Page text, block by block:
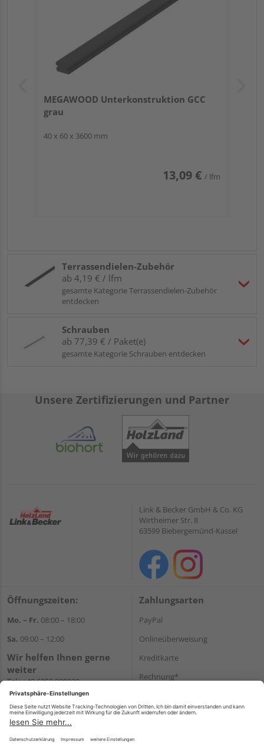
MEGAWOOD Unterkonstruktion GCC
grau
40 x 60 x 3600 mm
13,09 € / lfm
Terrassendielen-Zubehör
ab 4,19 € / lfm
gesamte Kategorie Terrassendielen-Zubehör
entdecken
Schrauben
ab 77,39 € / Paket(e)
gesamte Kategorie Schrauben entdecken
Unsere Zertifizierungen und Partner
Link & Becker GmbH & Co. KG
Wirtheimer Str. 8
63599 Biebergemünd-Kassel
Öffnungszeiten:
Mo. – Fr. 08:00 – 18:00
Sa. 09:00 – 12:00
Wir helfen Ihnen gerne
weiter
Tel.:+49 6050 908030
E-Mail:shop@holzland-
linkundbecker.de
Zahlungsarten
PayPal
Onlineüberweisung
Kreditkarte
Rechnung*
Versand